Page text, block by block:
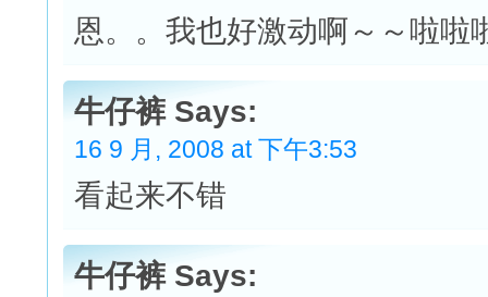
恩。。我也好激动啊～～啦啦
牛仔裤 Says:
16 9 月, 2008 at 下午3:53
看起来不错
牛仔裤 Says: